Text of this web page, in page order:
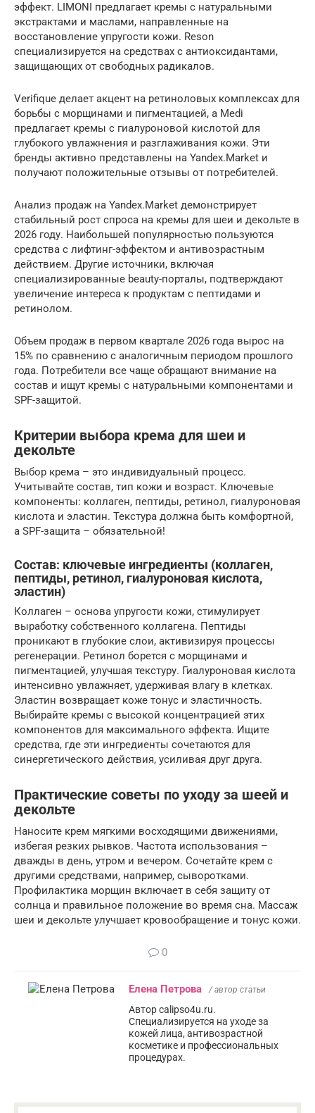
эффект. LIMONI предлагает кремы с натуральными
экстрактами и маслами, направленные на
восстановление упругости кожи. Reson
специализируется на средствах с антиоксидантами,
защищающих от свободных радикалов.
Verifique делает акцент на ретиноловых комплексах для
борьбы с морщинами и пигментацией, а Medi
предлагает кремы с гиалуроновой кислотой для
глубокого увлажнения и разглаживания кожи. Эти
бренды активно представлены на Yandex.Market и
получают положительные отзывы от потребителей.
Анализ продаж на Yandex.Market демонстрирует
стабильный рост спроса на кремы для шеи и декольте в
2026 году. Наибольшей популярностью пользуются
средства с лифтинг-эффектом и антивозрастным
действием. Другие источники, включая
специализированные beauty-порталы, подтверждают
увеличение интереса к продуктам с пептидами и
ретинолом.
Объем продаж в первом квартале 2026 года вырос на
15% по сравнению с аналогичным периодом прошлого
года. Потребители все чаще обращают внимание на
состав и ищут кремы с натуральными компонентами и
SPF-защитой.
Критерии выбора крема для шеи и
декольте
Выбор крема – это индивидуальный процесс.
Учитывайте состав, тип кожи и возраст. Ключевые
компоненты: коллаген, пептиды, ретинол, гиалуроновая
кислота и эластин. Текстура должна быть комфортной,
а SPF-защита – обязательной!
Состав: ключевые ингредиенты (коллаген,
пептиды, ретинол, гиалуроновая кислота,
эластин)
Коллаген – основа упругости кожи, стимулирует
выработку собственного коллагена. Пептиды
проникают в глубокие слои, активизируя процессы
регенерации. Ретинол борется с морщинами и
пигментацией, улучшая текстуру. Гиалуроновая кислота
интенсивно увлажняет, удерживая влагу в клетках.
Эластин возвращает коже тонус и эластичность.
Выбирайте кремы с высокой концентрацией этих
компонентов для максимального эффекта. Ищите
средства, где эти ингредиенты сочетаются для
синергетического действия, усиливая друг друга.
Практические советы по уходу за шеей и
декольте
Наносите крем мягкими восходящими движениями,
избегая резких рывков. Частота использования –
дважды в день, утром и вечером. Сочетайте крем с
другими средствами, например, сыворотками.
Профилактика морщин включает в себя защиту от
солнца и правильное положение во время сна. Массаж
шеи и декольте улучшает кровообращение и тонус кожи.
0
Елена Петрова / автор статьи
Автор calipso4u.ru.
Специализируется на уходе за
кожей лица, антивозрастной
косметике и профессиональных
процедурах.